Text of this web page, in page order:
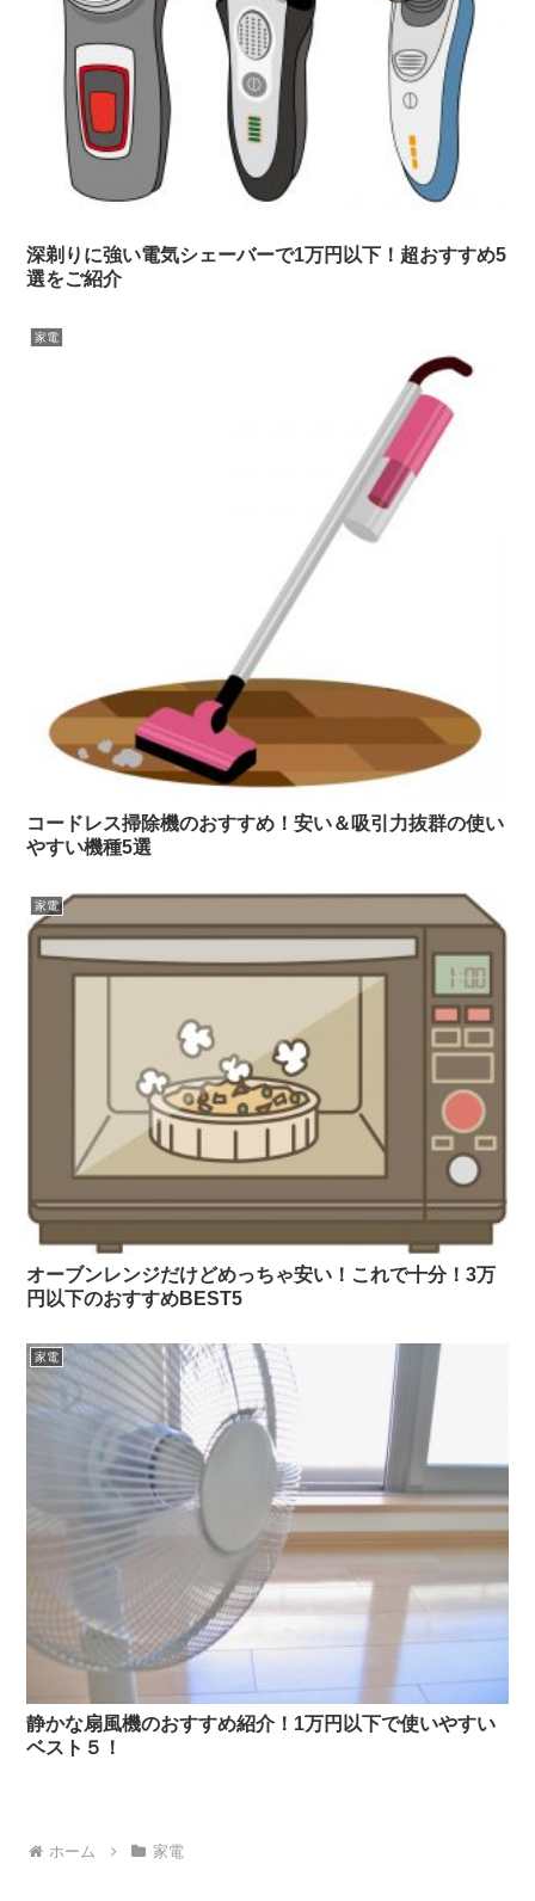
深剃りに強い電気シェーバーで1万円以下！超おすすめ5
選をご紹介
家電
コードレス掃除機のおすすめ！安い＆吸引力抜群の使い
やすい機種5選
家電
オーブンレンジだけどめっちゃ安い！これで十分！3万
円以下のおすすめBEST5
家電
静かな扇風機のおすすめ紹介！1万円以下で使いやすい
ベスト５！
ホーム 家電